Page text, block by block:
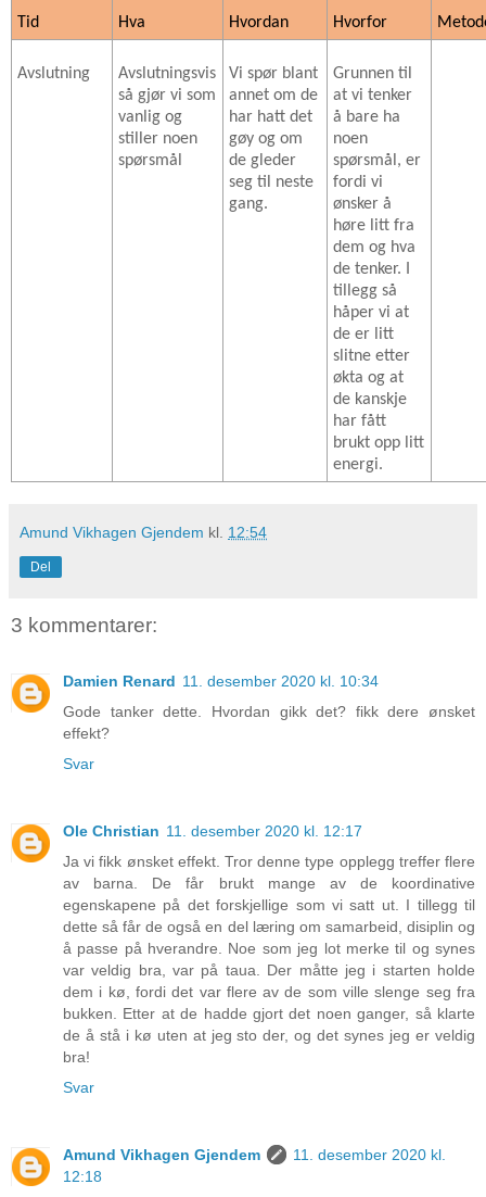
Tid Hva Hvordan Hvorfor
Avslutning
Avslutningsvis
så gjør vi som
vanlig og
stiller noen
spørsmål
Vi spør blant
annet om de
har hatt det
gøy og om
de gleder
seg til neste
gang.
Grunnen til
at vi tenker
å bare ha
noen
spørsmål, er
fordi vi
ønsker å
høre litt fra
dem og hva
de tenker. I
tillegg så
håper vi at
de er litt
slitne etter
økta og at
de kanskje
har fått
brukt opp litt
energi.
Amund Vikhagen Gjendem kl. 12:54
Del
3 kommentarer:
Damien Renard 11. desember 2020 kl. 10:34
Gode tanker dette. Hvordan gikk det? fikk dere ønsket
effekt?
Svar
Ole Christian 11. desember 2020 kl. 12:17
Ja vi fikk ønsket effekt. Tror denne type opplegg treffer flere
av barna. De får brukt mange av de koordinative
egenskapene på det forskjellige som vi satt ut. I tillegg til
dette så får de også en del læring om samarbeid, disiplin og
å passe på hverandre. Noe som jeg lot merke til og synes
var veldig bra, var på taua. Der måtte jeg i starten holde
dem i kø, fordi det var flere av de som ville slenge seg fra
bukken. Etter at de hadde gjort det noen ganger, så klarte
de å stå i kø uten at jeg sto der, og det synes jeg er veldig
bra!
Svar
Amund Vikhagen Gjendem
11. desember 2020 kl.
12:18